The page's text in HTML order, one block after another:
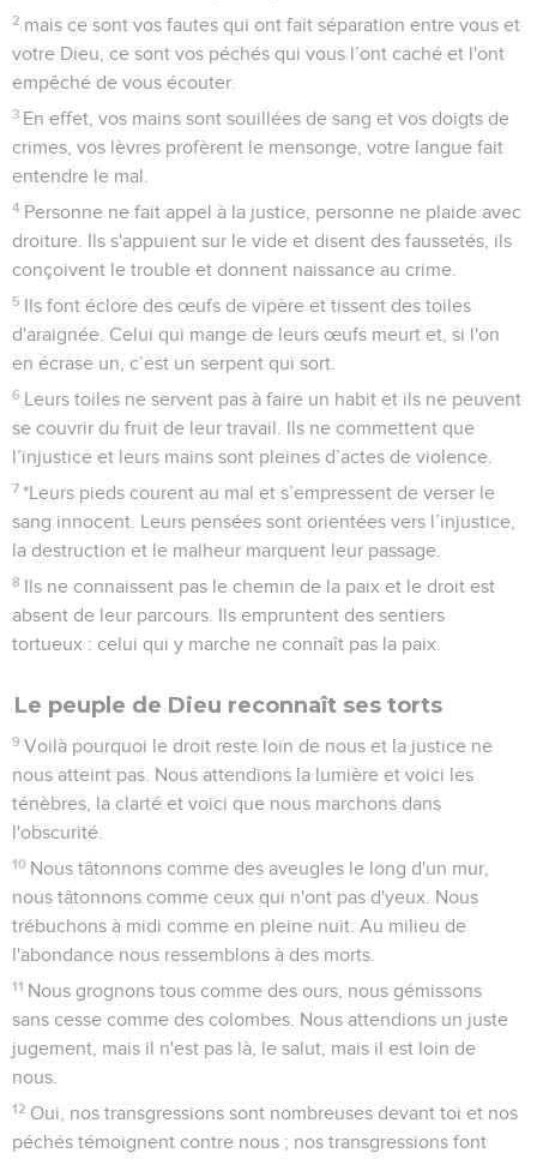
2 mais ce sont vos fautes qui ont fait séparation entre vous et
votre Dieu, ce sont vos péchés qui vous l’ont caché et l'ont
empêché de vous écouter.
3 En effet, vos mains sont souillées de sang et vos doigts de
crimes, vos lèvres profèrent le mensonge, votre langue fait
entendre le mal.
4 Personne ne fait appel à la justice, personne ne plaide avec
droiture. Ils s'appuient sur le vide et disent des faussetés, ils
conçoivent le trouble et donnent naissance au crime.
5 Ils font éclore des œufs de vipère et tissent des toiles
d'araignée. Celui qui mange de leurs œufs meurt et, si l'on
en écrase un, c’est un serpent qui sort.
6 Leurs toiles ne servent pas à faire un habit et ils ne peuvent
se couvrir du fruit de leur travail. Ils ne commettent que
l’injustice et leurs mains sont pleines d’actes de violence.
7 *Leurs pieds courent au mal et s’empressent de verser le
sang innocent. Leurs pensées sont orientées vers l’injustice,
la destruction et le malheur marquent leur passage.
8 Ils ne connaissent pas le chemin de la paix et le droit est
absent de leur parcours. Ils empruntent des sentiers
tortueux : celui qui y marche ne connaît pas la paix.
Le peuple de Dieu reconnaît ses torts
9 Voilà pourquoi le droit reste loin de nous et la justice ne
nous atteint pas. Nous attendions la lumière et voici les
ténèbres, la clarté et voici que nous marchons dans
l'obscurité.
10 Nous tâtonnons comme des aveugles le long d'un mur,
nous tâtonnons comme ceux qui n'ont pas d'yeux. Nous
trébuchons à midi comme en pleine nuit. Au milieu de
l'abondance nous ressemblons à des morts.
11 Nous grognons tous comme des ours, nous gémissons
sans cesse comme des colombes. Nous attendions un juste
jugement, mais il n'est pas là, le salut, mais il est loin de
nous.
12 Oui, nos transgressions sont nombreuses devant toi et nos
péchés témoignent contre nous ; nos transgressions font